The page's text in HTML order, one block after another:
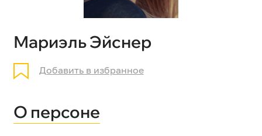
Мариэль Эйснер
Добавить в избранное
О персоне